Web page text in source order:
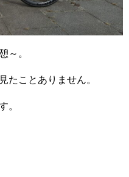
～。
ことありません。
。